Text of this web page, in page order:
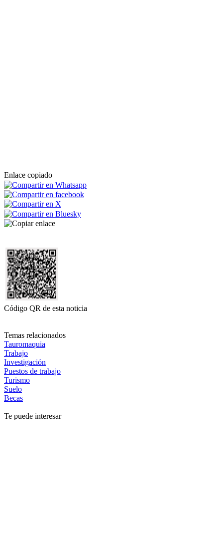
Enlace copiado
Código QR de esta noticia
Temas relacionados
Tauromaquia
Trabajo
Investigación
Puestos de trabajo
Turismo
Suelo
Becas
Te puede interesar